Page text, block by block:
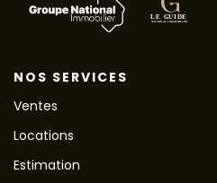
NOS SERVICES
Ventes
Locations
Estimation